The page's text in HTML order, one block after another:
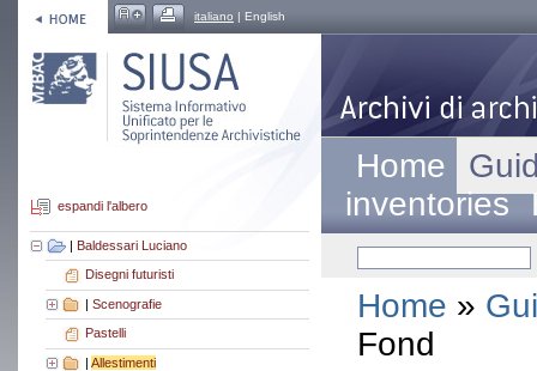
italiano | English
espandi l'albero
| Baldessari Luciano
Disegni futuristi
| Scenografie
Pastelli
| Allestimenti
Home
inventories
Home »
Fond